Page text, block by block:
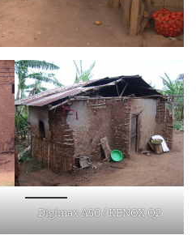
Digimax A50 / KENOX Q2